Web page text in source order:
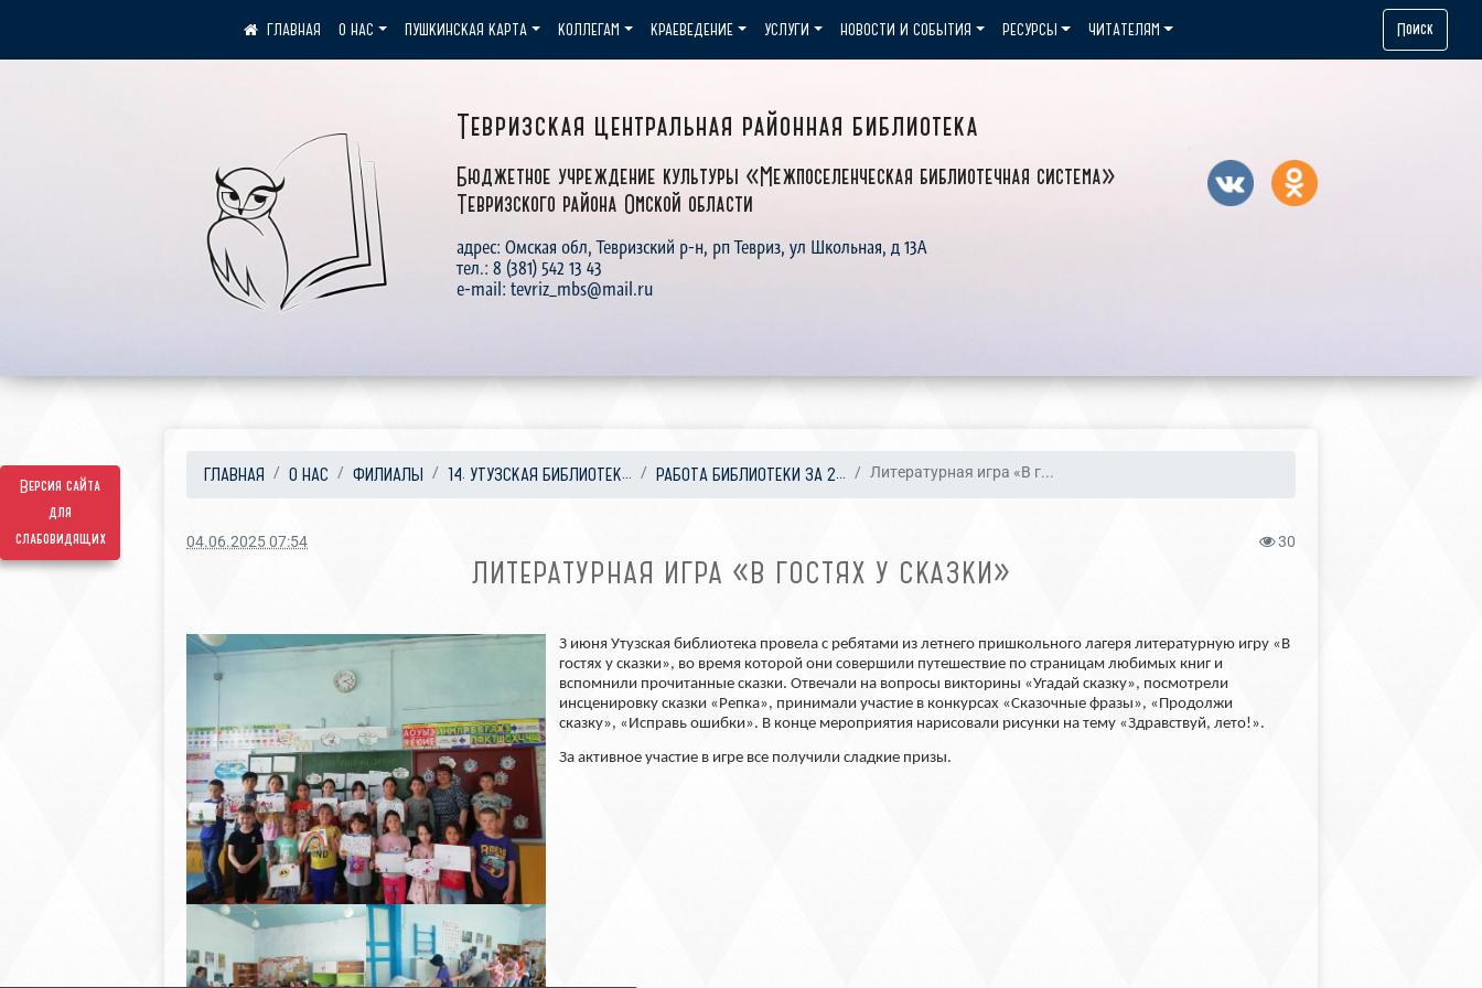
Версия сайта
для
слабовидящих
Тевризская центральная районная библиотека
Бюджетное учреждение культуры «Межпоселенческая библиотечная система»
Тевризского района Омской области
адрес: Омская обл, Тевризский р-н, рп Тевриз, ул Школьная, д 13А
тел.: 8 (381) 542 13 43
e-mail: tevriz_mbs@mail.ru
О НАС ПУШКИНСКАЯ КАРТА КОЛЛЕГАМ КРАЕВЕДЕНИЕ УСЛУГИ НОВОСТИ И СОБЫТИЯ РЕСУРСЫ ЧИТАТЕЛЯМ Поиск
ГЛАВНАЯ О НАС ФИЛИАЛЫ 14. УТУЗСКАЯ БИБЛИОТЕК... РАБОТА БИБЛИОТЕКИ ЗА 2... Литературная игра «В г...
04.06.2025 07:54 30
ЛИТЕРАТУРНАЯ ИГРА «В ГОСТЯХ У СКАЗКИ»
З июня Утузская библиотека провела c ребятами из летнего пришкольного лагеря литературную игру «В
гостях у сказки», во время которой они совершили путешествие по страницам любимых книг и
вспомнили прочитанные сказки. Отвечали на вопросы викторины «Угадай сказку», посмотрели
инсценировку сказки «Репка», принимали участие в конкурсах «Сказочные фразы», «Продолжи
сказку», «Исправь ошибки». В конце мероприятия нарисовали рисунки на тему «Здравствуй, лето!».
За активное участие в игре все получили сладкие призы.